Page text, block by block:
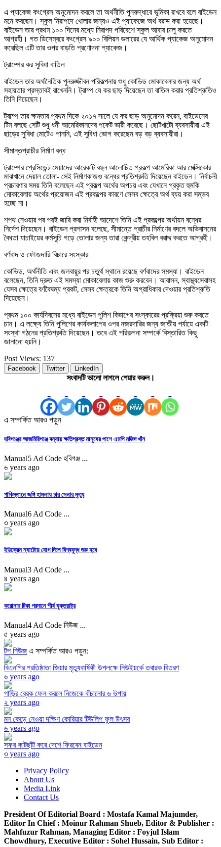
এ প্যাকেজ কংগ্রেস অনুমোদন করলে তা অর্থনীতি পুনরুদ্ধারে ভূমিকা রাখবে বলে বাইডেন
মনে করছেন। স্কুল নিরাপদে খোলার জন্যও এই প্যাকেজে অর্থ বরাদ্দ করা হয়েছে।
বাইডেন তার প্রথম ১০০ দিনের মধ্যে নিরাপদ পরিবেশে স্কুল আবার চালু করতে
আগ্রহী। গত ডিসেম্বরে কংগ্রেস ৯০০ বিলিয়ন ডলারের যে আর্থিক প্যাকেজ অনুমোদন
করেছিল এটি তার ওপর বাড়তি প্রণোদনা প্যাকেজ।
ট্রাম্পের কর সুবিধা বাতিল
বাইডেন তার অর্থনৈতিক পুনরুজ্জীবন পরিকল্পনায় শুধু কোভিড মোকাবেলার জন্য অর্থ
সহায়তার প্রস্তাবই রাখেননি। ট্রাম্প যে কর ছাড় দিয়েছেন তা বাতিল করার প্রতিশ্রুতিও
তিনি দিয়েছেন।
ট্রাম্প তার ক্ষমতার প্রথম দিকে ২০১৭ সালে যে কর ছাড় অনুমোদন করেন, বাইডেনের
টিম বলছে সেটি শুধু ধনী আমেরিকানদের পকেট ভারী করেছে। ছোটখাটো ব্যবসায়ীরা এই
ছাড়ের সুবিধা মোটেও পাননি, এই সুবিধা ভোগ করেছেন বড় বড় ব্যবসায়ীরা।
সীমান্তপ্রাচীর নির্মাণ বন্ধ
ট্রাম্পের প্রেসিডেন্ট মেয়াদের আরেকটি বহুল আলোচিত প্রকল্প আমেরিকা আর মেক্সিকোর
মাঝখানে দেয়াল তোলা- সেই নির্মাণকাজও বন্ধের প্রতিশ্রুতি দিয়েছেন বাইডেন। নির্বাচনী
প্রচারণার সময় তিনি বলেছেন এই প্রকল্প অর্থের অপচয় এবং যেখানে প্রকৃত হুমকি
মোকাবেলায় অর্থের প্রয়োজন এই প্রকল্পের কারণে সেসব ক্ষেত্রে অর্থ ব্যয় করা সম্ভব
হচ্ছে না।
শপথ নেওয়ার পর পরই জারি করা নির্বাহী আদেশে তিনি এই প্রকল্পের অর্থায়ন বন্ধের
নির্দেশ দিয়েছেন। বাইডেন প্রশাসন বলেছে, সীমান্তে প্রাচীর নির্মাণের বদলে অভিবাসনের
বৈধতা যাচাইয়ের কর্মসূচি গড়ে তোলার জন্য তারা কেন্দ্রীয় তহবিল বরাদ্দ করতে আগ্রহী।
বর্ণবাদ ও ফৌজদারি বিচারে সংস্কার
কোভিড, অর্থনীতি এবং জলবায়ুর পর চতুর্থ স্থানে রয়েছে বর্ণবাদের সমস্যা। বাইডেন
বলেছেন, তিনি দ্রুত এই সমস্যা মোকাবেলায় কাজ শুরু করবেন। আবাসন, স্বাস্থ্যসেবাসহ
যেসব ক্ষেত্রে বর্ণবৈষম্য প্রকট, সেসব ক্ষেত্রকে তিনি অগ্রাধিকার দেওয়ার প্রতিশ্রুতি
দিয়েছেন।
প্রথম ১০০ কার্যদিবসের মধ্যে বাইডেন পুলিশ বিভাগের সংস্কারের প্রক্রিয়া শুরু করতে
চান। এ লক্ষ্যে তিনি পুলিশের কার্যকলাপের ওপর নজরদারির জন্য জাতীয় পর্যায়ে একটি
সংস্থা গঠনের প্রতিশ্রুতি দিয়েছেন। তবে এই পরিকল্পনা সম্পর্কে বিস্তারিত কিছু
জানানো হয়নি।
Post Views: 137
Facebook Twitter LinkedIn
সংবাদটি ভালো লাগলে শেয়ার করুন।
এ সম্পর্কিত আরও পড়ুন
হবিগঞ্জের আজমিরিগঞ্জে বন্যায় ক্ষতিগ্রস্ত মানুষের পাশে এমপি মজিদ খাঁন
Manual5 Ad Code হবিগঞ্জ ...
৬ years ago
পাকিস্তানে জঙ্গি হামলায় চার সেনার মৃত্যু
Manual6 Ad Code ...
৩ years ago
ইউক্রেন ন্যাটোয় যোগ দিলে বিশ্বযুদ্ধ শুরু হবে
Manual3 Ad Code ...
৪ years ago
করোনার টিকা প্রদানে শীর্ষ যুক্তরাষ্ট্র
Manual4 Ad Code নিউজ ...
৫ years ago
টপ নিউজ এ সম্পর্কিত আরও পড়ুন:
বিএনপির প্রতিষ্ঠাতা জিয়ার মৃত্যুবার্ষিকী উপলক্ষে নিউইয়র্কে তবারক বিতরণ
৬ years ago
গাড়ির ব্রেক ফেল করলে নিজেকে বাঁচানোর ৬ উপায়
২ years ago
মন কেড়ে নেওয়া দক্ষিণ কোরিয়ার টিউলিপ ফুল উৎসব
৬ years ago
সফর কাটছাঁট করে দেশে ফিরবেন বাইডেন
৩ years ago
Privacy Policy
About Us
Media Link
Contact Us
President Of Editorial Board : Mostafa Kamal Majumder,
Editor In Chief : Moinur Rahman Shueb, Editor & Publisher :
Mahfuzur Rahman, Managing Editor : Foyjul Islam
Chowdhury, Executive Editor : Sohel Hussain, Sub Editor :